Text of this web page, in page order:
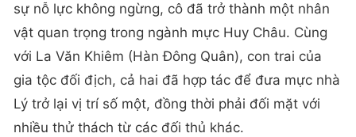
sự nỗ lực không ngừng, cô đã trở thành một nhân
vật quan trọng trong ngành mực Huy Châu. Cùng
với La Văn Khiêm (Hàn Đông Quân), con trai của
gia tộc đối địch, cả hai đã hợp tác để đưa mực nhà
Lý trở lại vị trí số một, đồng thời phải đối mặt với
nhiều thử thách từ các đối thủ khác.